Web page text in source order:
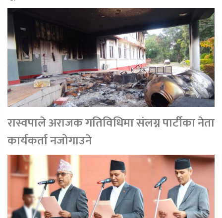
रास्वपाले अराजक गतिविधिमा संलग्न पार्टीका नेता
कार्यकर्ता नजोगाउने